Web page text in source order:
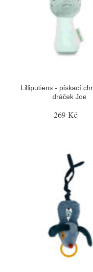
Lilliputiens - pískací
dráček Joe
269 Kč